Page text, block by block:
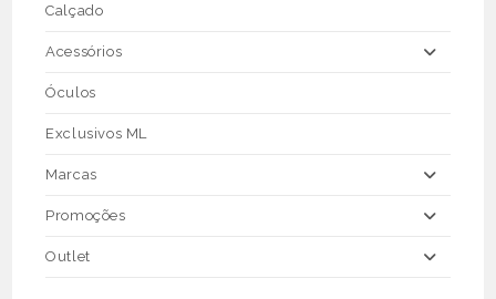
Calçado
Acessórios
Óculos
Exclusivos ML
Marcas
Promoções
Outlet